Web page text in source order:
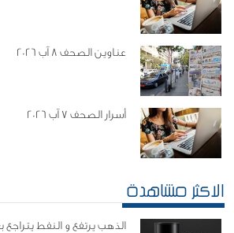
عناوين الصحف 8 آب 2026
أسرار الصحف 7 آب 2026
الاكثر مشاهدة
الذهب يرتفع و النفط